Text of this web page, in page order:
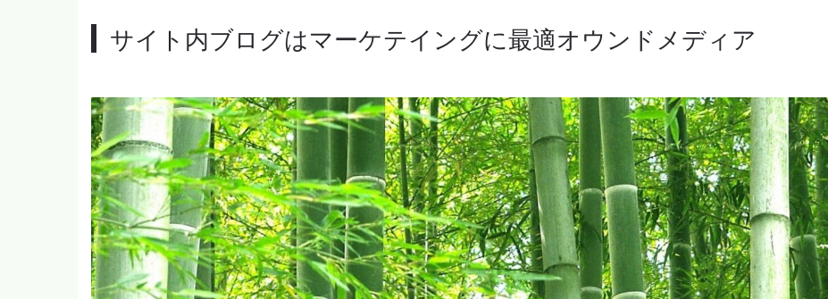
サイト内ブログはマーケテイングに最適オウンドメディア